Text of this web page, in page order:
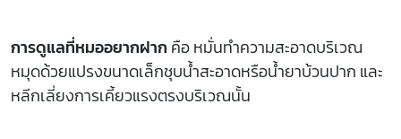
การดูแลที่หมออยากฝาก คือ หมั่นทำความสะอาดบริเวณ
หมุดด้วยแปรงขนาดเล็กชุบน้ำสะอาดหรือน้ำยาบ้วนปาก และ
หลีกเลี่ยงการเคี้ยวแรงตรงบริเวณนั้น